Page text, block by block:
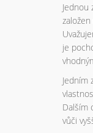
je
Jedním
Dalším
vůči